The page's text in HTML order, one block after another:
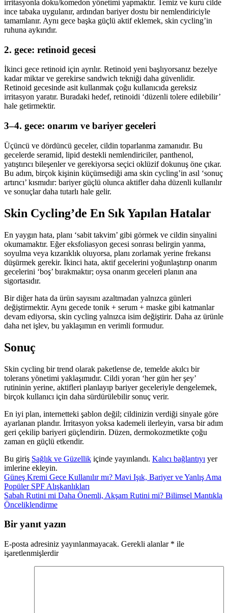
irritasyonla doku/komedon yönetimi yapmaktır. Temiz ve kuru cilde
ince tabaka uygulanır, ardından bariyer dostu bir nemlendiriciyle
tamamlanır. Aynı gece başka güçlü aktif eklemek, skin cycling’in
ruhuna aykırıdır.
2. gece: retinoid gecesi
İkinci gece retinoid için ayrılır. Retinoid yeni başlıyorsanız bezelye
kadar miktar ve gerekirse sandwich tekniği daha güvenlidir.
Retinoid gecesinde asit kullanmak çoğu kullanıcıda gereksiz
irritasyon yaratır. Buradaki hedef, retinoidi ‘düzenli tolere edilebilir’
hale getirmektir.
3–4. gece: onarım ve bariyer geceleri
Üçüncü ve dördüncü geceler, cildin toparlanma zamanıdır. Bu
gecelerde seramid, lipid destekli nemlendiriciler, panthenol,
yatıştırıcı bileşenler ve gerekiyorsa seçici oklüzif dokunuş öne çıkar.
Bu adım, birçok kişinin küçümsediği ama skin cycling’in asıl ‘sonuç
artırıcı’ kısmıdır: bariyer güçlü olunca aktifler daha düzenli kullanılır
ve sonuçlar daha tutarlı hale gelir.
Skin Cycling’de En Sık Yapılan Hatalar
En yaygın hata, planı ‘sabit takvim’ gibi görmek ve cildin sinyalini
okumamaktır. Eğer eksfoliasyon gecesi sonrası belirgin yanma,
soyulma veya kızarıklık oluyorsa, planı zorlamak yerine frekansı
düşürmek gerekir. İkinci hata, aktif gecelerini yoğunlaştırıp onarım
gecelerini ‘boş’ bırakmaktır; oysa onarım geceleri planın ana
sigortasıdır.
Bir diğer hata da ürün sayısını azaltmadan yalnızca günleri
değiştirmektir. Aynı gecede tonik + serum + maske gibi katmanlar
devam ediyorsa, skin cycling yalnızca isim değiştirir. Daha az ürünle
daha net işlev, bu yaklaşımın en verimli formudur.
Sonuç
Skin cycling bir trend olarak paketlense de, temelde akılcı bir
tolerans yönetimi yaklaşımıdır. Cildi yoran ‘her gün her şey’
rutininin yerine, aktifleri planlayıp bariyer geceleriyle dengelemek,
birçok kullanıcı için daha sürdürülebilir sonuç verir.
En iyi plan, internetteki şablon değil; cildinizin verdiği sinyale göre
ayarlanan plandır. İrritasyon yoksa kademeli ilerleyin, varsa bir adım
geri çekilip bariyeri güçlendirin. Düzen, dermokozmetikte çoğu
zaman en güçlü etkendir.
Bu giriş Sağlık ve Güzellik içinde yayınlandı. Kalıcı bağlantıyı yer
imlerine ekleyin.
Güneş Kremi Gece Kullanılır mı? Mavi Işık, Bariyer ve Yanlış Ama
Popüler SPF Alışkanlıkları
Sabah Rutini mi Daha Önemli, Akşam Rutini mi? Bilimsel Mantıkla
Önceliklendirme
Bir yanıt yazın
E-posta adresiniz yayınlanmayacak. Gerekli alanlar * ile
işaretlenmişlerdir